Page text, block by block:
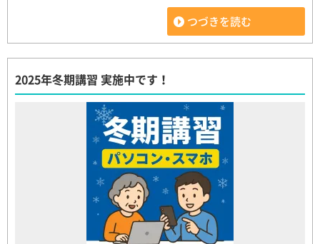
つづきを読む
2025年冬期講習 実施中です！